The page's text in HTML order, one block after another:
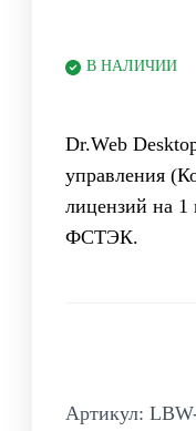
В НАЛИЧИИ
Dr.Web
управления
лицензий на
ФСТЭК.
Артикул: